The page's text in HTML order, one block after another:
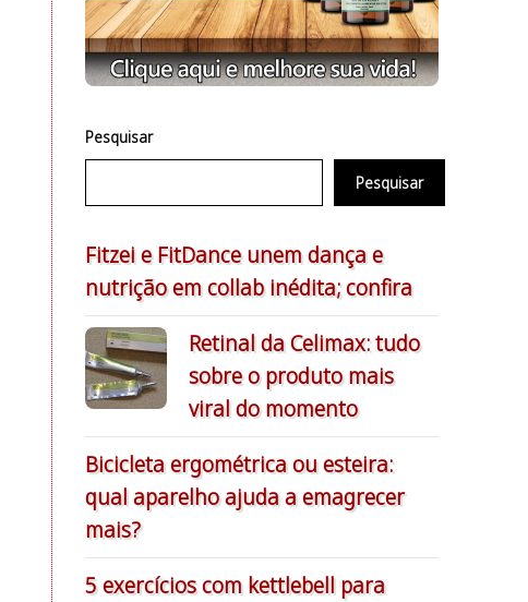
Pesquisar
Pesquisar
Fitzei e FitDance unem dança e
nutrição em collab inédita; confira
Retinal da Celimax: tudo
sobre o produto mais
viral do momento
Bicicleta ergométrica ou esteira:
qual aparelho ajuda a emagrecer
mais?
5 exercícios com kettlebell para